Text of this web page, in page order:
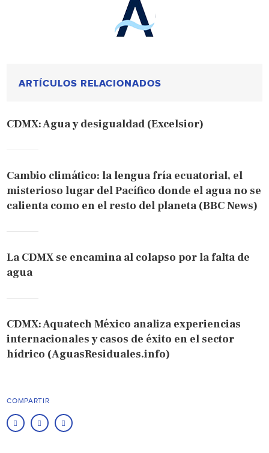
ARTÍCULOS RELACIONADOS
CDMX: Agua y desigualdad (Excelsior)
Cambio climático: la lengua fría ecuatorial, el
misterioso lugar del Pacífico donde el agua no se
calienta como en el resto del planeta (BBC News)
La CDMX se encamina al colapso por la falta de
agua
CDMX: Aquatech México analiza experiencias
internacionales y casos de éxito en el sector
hídrico (AguasResiduales.info)
COMPARTIR